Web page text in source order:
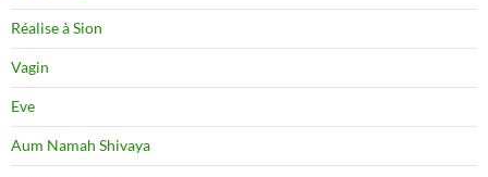
Réalise à Sion
Vagin
Eve
Aum Namah Shivaya